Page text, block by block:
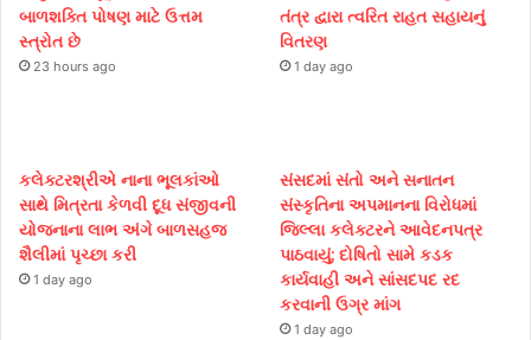
બાળશક્તિ પોષણ માટે ઉત્તમ
સ્ત્રોત છે
23 hours ago
તંત્ર દ્વારા ત્વરિત રાહત સહાયનું
વિતરણ
1 day ago
કલેક્ટરશ્રીએ નાના ભૂલકાંઓ
સાથે મિત્રતા કેળવી દૂધ સંજીવની
યોજનાના લાભ અંગે બાળસહજ
શૈલીમાં પૃચ્છા કરી
1 day ago
સંસદમાં સંતો અને સનાતન
સંસ્કૃતિના અપમાનના વિરોધમાં
જિલ્લા કલેક્ટરને આવેદનપત્ર
પાઠવાયું; દોષિતો સામે કડક
કાર્યવાહી અને સાંસદપદ રદ
કરવાની ઉગ્ર માંગ
1 day ago